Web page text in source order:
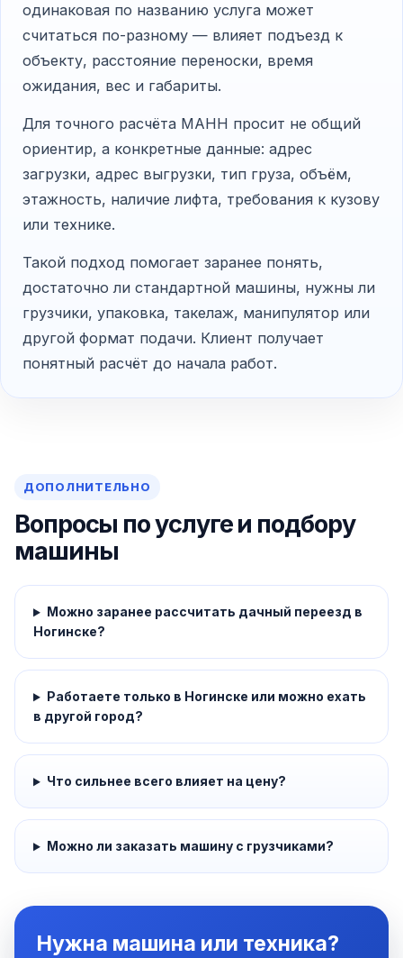
одинаковая по названию услуга может
считаться по-разному — влияет подъезд к
объекту, расстояние переноски, время
ожидания, вес и габариты.
Для точного расчёта МАНН просит не общий
ориентир, а конкретные данные: адрес
загрузки, адрес выгрузки, тип груза, объём,
этажность, наличие лифта, требования к кузову
или технике.
Такой подход помогает заранее понять,
достаточно ли стандартной машины, нужны ли
грузчики, упаковка, такелаж, манипулятор или
другой формат подачи. Клиент получает
понятный расчёт до начала работ.
ДОПОЛНИТЕЛЬНО
Вопросы по услуге и подбору
машины
Можно заранее рассчитать дачный переезд в
Ногинске?
Работаете только в Ногинске или можно ехать
в другой город?
Что сильнее всего влияет на цену?
Можно ли заказать машину с грузчиками?
Нужна машина или техника?